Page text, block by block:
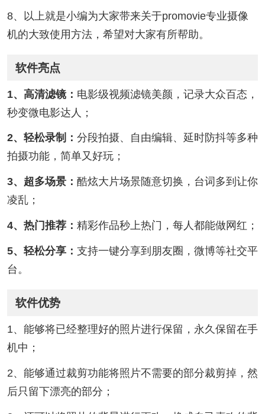
8、以上就是小编为大家带来关于promovie专业摄像
机的大致使用方法，希望对大家有所帮助。
软件亮点
1、高清滤镜： 电影级视频滤镜美颜，记录大众百态，
秒变微电影达人；
2、轻松录制： 分段拍摄、自由编辑、延时防抖等多种
拍摄功能，简单又好玩；
3、超多场景： 酷炫大片场景随意切换，台词多到让你
凌乱；
4、热门推荐： 精彩作品秒上热门，每人都能做网红；
5、轻松分享： 支持一键分享到朋友圈，微博等社交平
台。
软件优势
1、能够将已经整理好的照片进行保留，永久保留在手
机中；
2、能够通过裁剪功能将照片不需要的部分裁剪掉，然
后只留下漂亮的部分；